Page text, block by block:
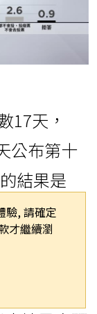
驗, 請確定
才繼續瀏
17天，
公布第十
結果是
居冠 侯